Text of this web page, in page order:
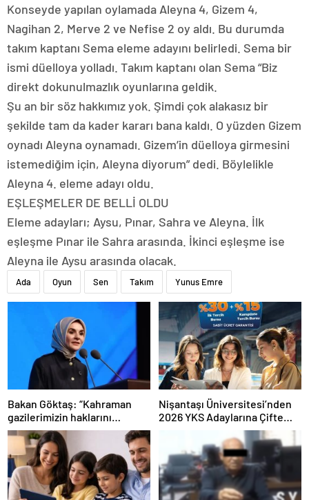
Konseyde yapılan oylamada Aleyna 4, Gizem 4,
Nagihan 2, Merve 2 ve Nefise 2 oy aldı. Bu durumda
takım kaptanı Sema eleme adayını belirledi. Sema bir
ismi düelloya yolladı. Takım kaptanı olan Sema “Biz
direkt dokunulmazlık oyunlarına geldik.
Şu an bir söz hakkımız yok. Şimdi çok alakasız bir
şekilde tam da kader kararı bana kaldı. O yüzden Gizem
oynadı Aleyna oynamadı. Gizem’in düelloya girmesini
istemediğim için, Aleyna diyorum” dedi. Böylelikle
Aleyna 4. eleme adayı oldu.
EŞLEŞMELER DE BELLİ OLDU
Eleme adayları; Aysu, Pınar, Sahra ve Aleyna. İlk
eşleşme Pınar ile Sahra arasında. İkinci eşleşme ise
Aleyna ile Aysu arasında olacak.
Ada Oyun Sen Takım Yunus Emre
Bakan Göktaş: “Kahraman
gazilerimizin haklarını
güçlendiren yeni bir dönemin
kapılarını aralıyoruz”
Nişantaşı Üniversitesi’nden
2026 YKS Adaylarına Çifte
Güvence: Sabit Ücret ve
Kesintisiz Burs